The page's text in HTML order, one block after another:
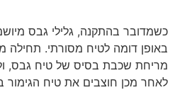
כשמדובר בהתקנה, גלילי גבס
באופן דומה לטיח מסורתי. תחילה
מריחת שכבת בסיס של טיח גבס,
לאחר מכן חוצבים את טיח הגימור